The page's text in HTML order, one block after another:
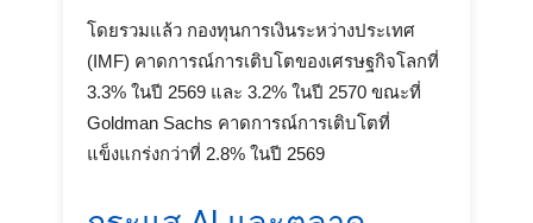
โดยรวมแล้ว กองทุนการเงินระหว่างประเทศ
(IMF) คาดการณ์การเติบโตของเศรษฐกิจโลกที่
3.3% ในปี 2569 และ 3.2% ในปี 2570 ขณะที่
Goldman Sachs คาดการณ์การเติบโตที่
แข็งแกร่งกว่าที่ 2.8% ในปี 2569